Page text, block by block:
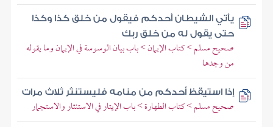
يأتي الشيطان أحدكم فيقول من خلق كذا وكذا
حتى يقول له من خلق ربك
صحيح مسلم > كتاب الإيمان > باب بيان الوسوسة في الإيمان وما يقوله
من وجدها
إذا استيقظ أحدكم من منامه فليستنثر ثلاث مرات
صحيح مسلم > كتاب الطهارة > باب الإيتار في الاستنثار والاستجمار